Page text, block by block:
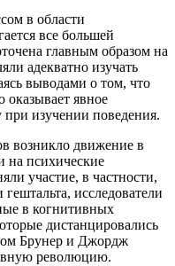
в области
все большей
главным образом на
адекватно изучать
выводами о том, что
оказывает явное
изучении поведения.
возникло движение в
на психические
участие, в частности,
исследователи
в когнитивных
дистанцировались
Брунер и Джордж
революцию.